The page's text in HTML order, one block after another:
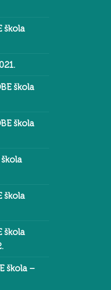
škola
škola
škola
škola
škola
škola –